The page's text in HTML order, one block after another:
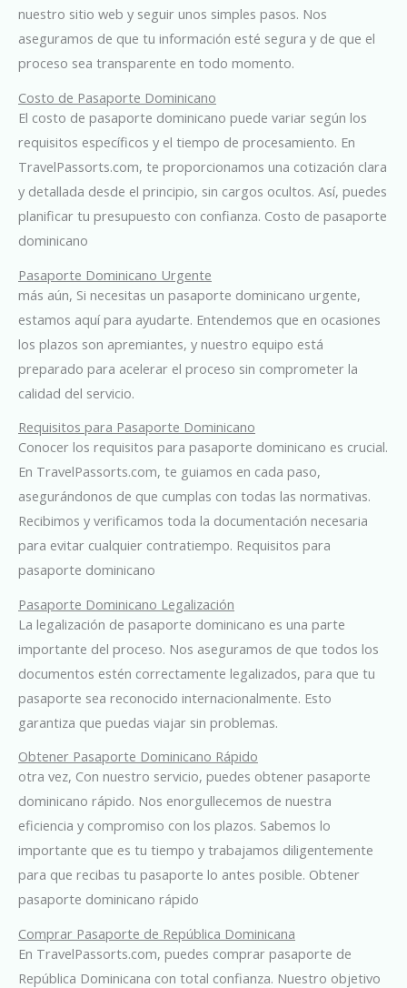
nuestro sitio web y seguir unos simples pasos. Nos
aseguramos de que tu información esté segura y de que el
proceso sea transparente en todo momento.
Costo de Pasaporte Dominicano
El costo de pasaporte dominicano puede variar según los
requisitos específicos y el tiempo de procesamiento. En
TravelPassorts.com, te proporcionamos una cotización clara
y detallada desde el principio, sin cargos ocultos. Así, puedes
planificar tu presupuesto con confianza. Costo de pasaporte
dominicano
Pasaporte Dominicano Urgente
más aún, Si necesitas un pasaporte dominicano urgente,
estamos aquí para ayudarte. Entendemos que en ocasiones
los plazos son apremiantes, y nuestro equipo está
preparado para acelerar el proceso sin comprometer la
calidad del servicio.
Requisitos para Pasaporte Dominicano
Conocer los requisitos para pasaporte dominicano es crucial.
En TravelPassorts.com, te guiamos en cada paso,
asegurándonos de que cumplas con todas las normativas.
Recibimos y verificamos toda la documentación necesaria
para evitar cualquier contratiempo. Requisitos para
pasaporte dominicano
Pasaporte Dominicano Legalización
La legalización de pasaporte dominicano es una parte
importante del proceso. Nos aseguramos de que todos los
documentos estén correctamente legalizados, para que tu
pasaporte sea reconocido internacionalmente. Esto
garantiza que puedas viajar sin problemas.
Obtener Pasaporte Dominicano Rápido
otra vez, Con nuestro servicio, puedes obtener pasaporte
dominicano rápido. Nos enorgullecemos de nuestra
eficiencia y compromiso con los plazos. Sabemos lo
importante que es tu tiempo y trabajamos diligentemente
para que recibas tu pasaporte lo antes posible. Obtener
pasaporte dominicano rápido
Comprar Pasaporte de República Dominicana
En TravelPassorts.com, puedes comprar pasaporte de
República Dominicana con total confianza. Nuestro objetivo